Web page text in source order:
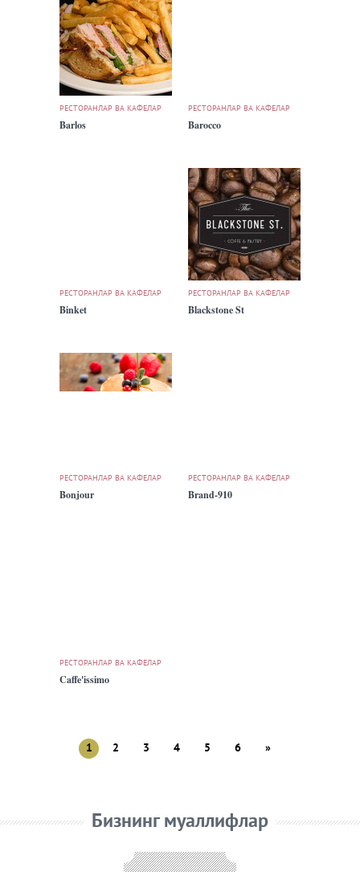
РЕСТОРАНЛАР ВА КАФЕЛАР
Barlos
РЕСТОРАНЛАР ВА КАФЕЛАР
Barocco
РЕСТОРАНЛАР ВА КАФЕЛАР
Binket
РЕСТОРАНЛАР ВА КАФЕЛАР
Blackstone St
РЕСТОРАНЛАР ВА КАФЕЛАР
Bonjour
РЕСТОРАНЛАР ВА КАФЕЛАР
Brand-910
РЕСТОРАНЛАР ВА КАФЕЛАР
Caffe'issimo
1 2 3 4 5 6 »
Бизнинг муаллифлар